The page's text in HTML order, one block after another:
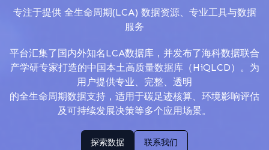
专注于提供 全生命周期(LCA) 数据资源、专业工具与数据
服务
平台汇集了国内外知名LCA数据库，并发布了海科数据联合
产学研专家打造的中国本土高质量数据库（HiQLCD）。为
用户提供专业、完整、透明
的全生命周期数据支持，适用于碳足迹核算、环境影响评估
及可持续发展决策等多个应用场景。
探索数据 联系我们